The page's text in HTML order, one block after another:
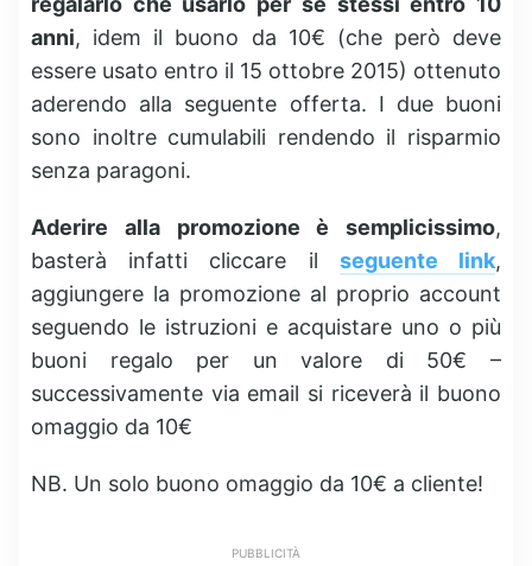
anni, idem il buono da 10€ (che però deve
essere usato entro il 15 ottobre 2015) ottenuto
aderendo alla seguente offerta. I due buoni
sono inoltre cumulabili rendendo il risparmio
senza paragoni.
Aderire alla promozione è semplicissimo,
basterà infatti cliccare il seguente link,
aggiungere la promozione al proprio account
seguendo le istruzioni e acquistare uno o più
buoni regalo per un valore di 50€ –
successivamente via email si riceverà il buono
omaggio da 10€
NB. Un solo buono omaggio da 10€ a cliente!
PUBBLICITÀ